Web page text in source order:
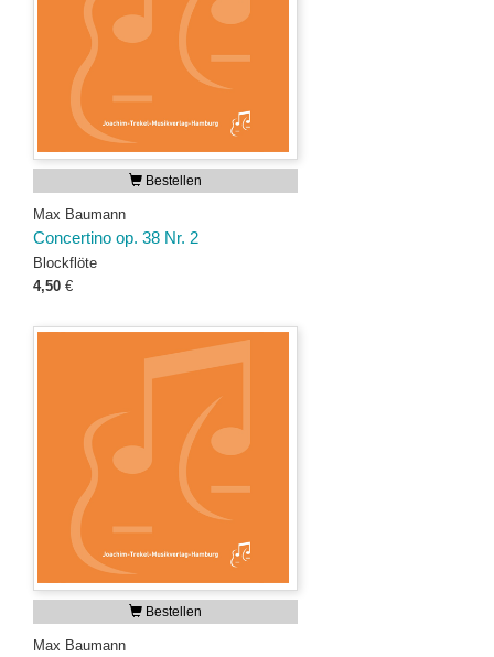
Bestellen
Max Baumann
Concertino op. 38 Nr. 2
Blockflöte
4,50 €
Bestellen
Max Baumann